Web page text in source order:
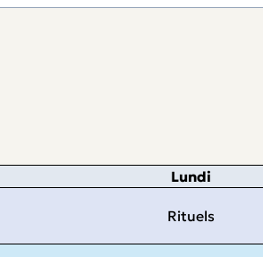
Lundi
Rituels